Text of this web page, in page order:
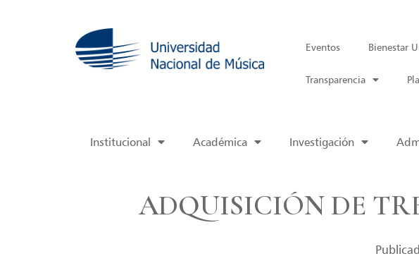
Eventos Bienestar
Transparencia
Institucional Académica Investigación
ADQUISICIÓN DE